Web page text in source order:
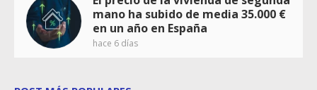
mano ha subido de media 35.000 €
en un año en España
hace 6 días